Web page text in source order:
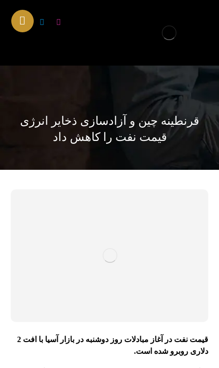
قرنطینه چین و آزادسازی ذخایر انرژی
قیمت نفت را کاهش داد
قیمت نفت در آغاز مبادلات روز دوشنبه در بازار آسیا با افت 2
دلاری روبرو شده است.